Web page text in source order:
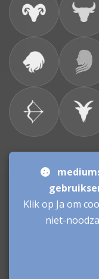
Consulenten
Vacatures Mediums
© sinds
Klik op Ja om
niet-